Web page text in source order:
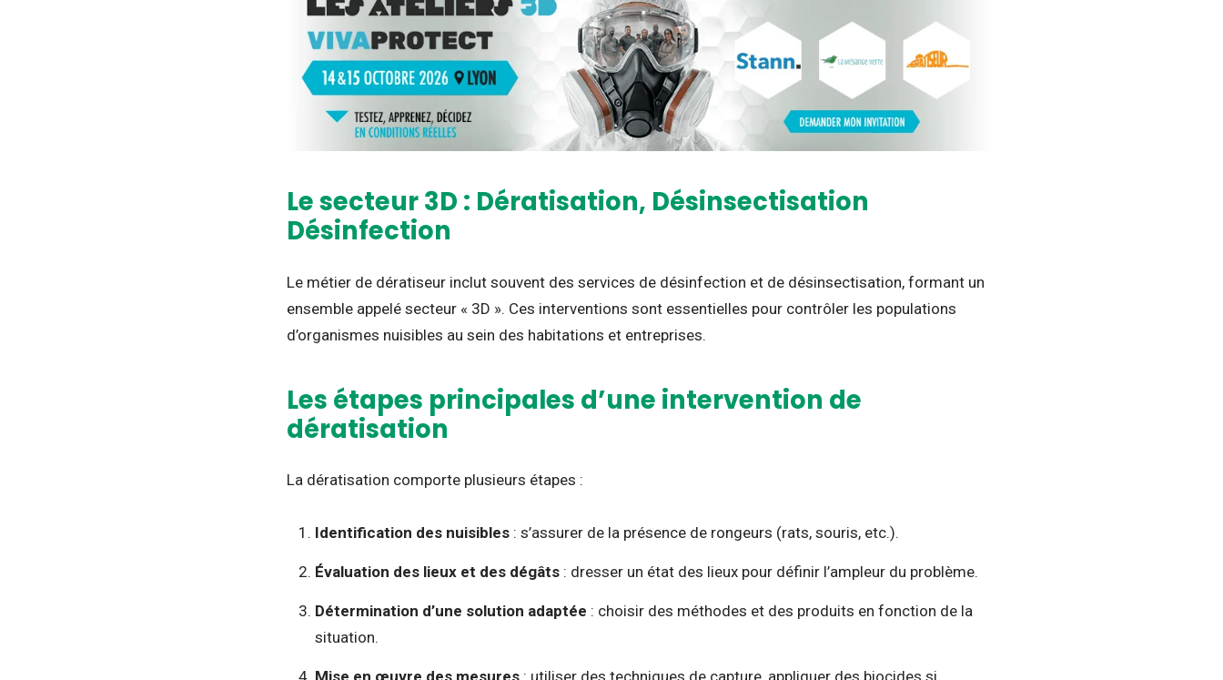
Le secteur 3D : Dératisation, Désinsectisation
Désinfection
Le métier de dératiseur inclut souvent des services de désinfection et de désinsectisation, formant un
ensemble appelé secteur « 3D ». Ces interventions sont essentielles pour contrôler les populations
d’organismes nuisibles au sein des habitations et entreprises.
Les étapes principales d’une intervention de
dératisation
La dératisation comporte plusieurs étapes :
Identification des nuisibles: s’assurer de la présence de rongeurs (rats, souris, etc.).
Évaluation des lieux et des dégâts: dresser un état des lieux pour définir l’ampleur du problème.
Détermination d’une solution adaptée : choisir des méthodes et des produits en fonction de la
situation.